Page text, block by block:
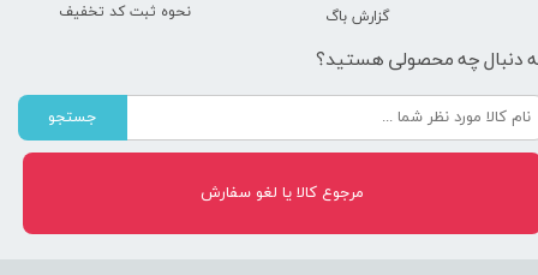
نحوه ثبت کد تخفیف گزارش باگ
دنبال چه محصولی هستید؟
جستجو
مرجوع کالا یا لغو سفارش